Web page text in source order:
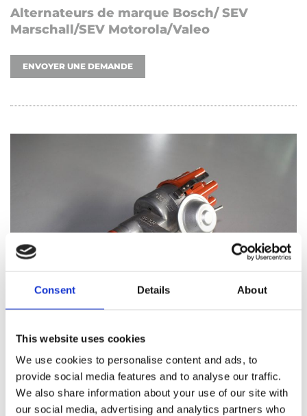
Consent Details About
This website uses cookies
We use cookies to personalise content and ads, to
provide social media features and to analyse our traffic.
We also share information about your use of our site with
our social media, advertising and analytics partners who
Alternateurs de marque Bosch/ SEV
Marschall/SEV Motorola/Valeo
ENVOYER UNE DEMANDE